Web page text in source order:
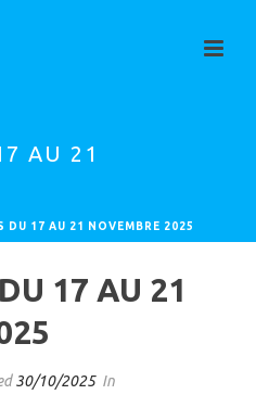
AU 21
DU 17 AU 21 NOVEMBRE 2025
17 AU 21
30/10/2025 In